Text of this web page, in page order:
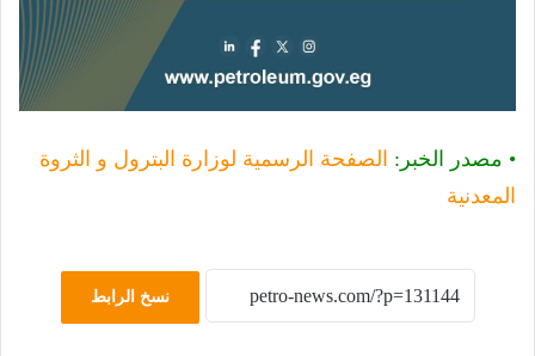
• مصدر الخبر: الصفحة الرسمية لوزارة البترول و الثروة
المعدنية
نسخ الرابط